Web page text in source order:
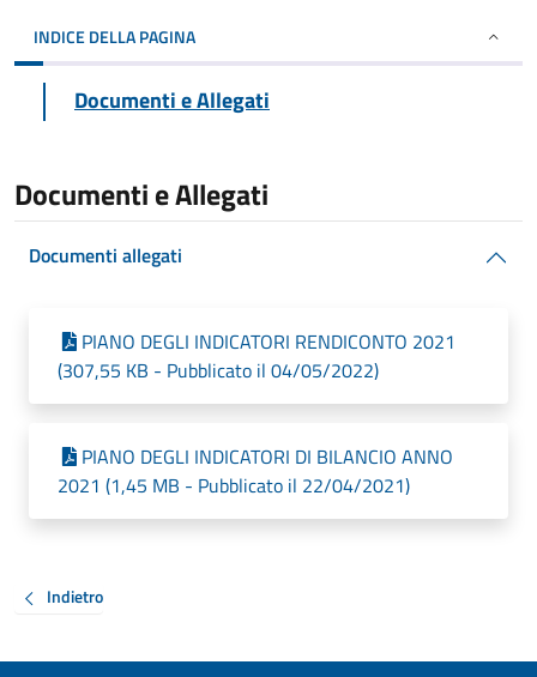
INDICE DELLA PAGINA
Documenti e Allegati
Documenti e Allegati
Documenti allegati
PIANO DEGLI INDICATORI RENDICONTO 2021
(307,55 KB - Pubblicato il 04/05/2022)
PIANO DEGLI INDICATORI DI BILANCIO ANNO
2021 (1,45 MB - Pubblicato il 22/04/2021)
Indietro